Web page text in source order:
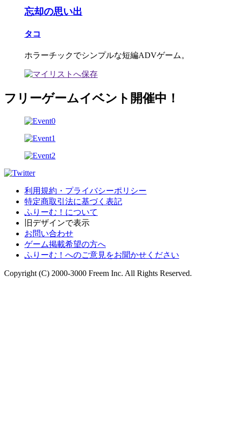
忘却の思い出
タコ
ホラーチックでシンプルな短編ADVゲーム。
フリーゲームイベント開催中！
利用規約・プライバシーポリシー
特定商取引法に基づく表記
ふりーむ！について
旧デザインで表示
お問い合わせ
ゲーム掲載希望の方へ
ふりーむ！へのご意見をお聞かせください
Copyright (C) 2000-3000 Freem Inc. All Rights Reserved.